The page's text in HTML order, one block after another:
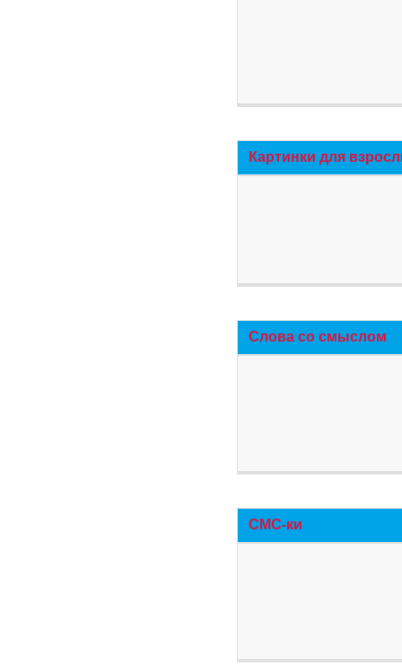
Картинки для
Слова со смыслом
СМС-ки